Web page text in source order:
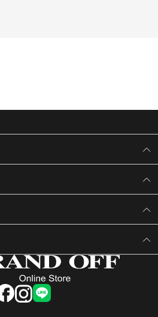
instagram
LINE